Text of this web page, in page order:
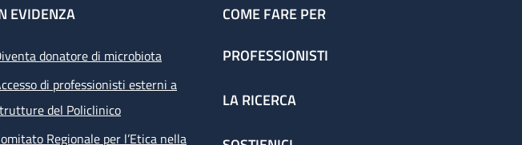
EVIDENZA
donatore di microbiota
di professionisti esterni a
del Policlinico
Regionale per l’Etica nella
COME FARE PER
PROFESSIONISTI
LA RICERCA